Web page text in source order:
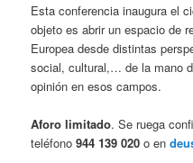
Esta conferencia inaugura el
objeto es abrir un espacio de
Europea desde distintas
social, cultural,… de la mano
opinión en esos campos.
Aforo limitado. Se ruega
teléfono944 139 020o en